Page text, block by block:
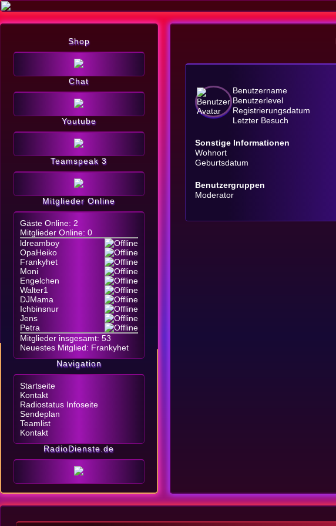
Shop
Chat
Youtube
Teamspeak 3
Mitglieder Online
Gäste Online: 2
Mitglieder Online: 0
ldreamboy
OpaHeiko
Frankyhet
Moni
Engelchen
Walter1
DJMama
Ichbinsnur
Jens
Petra
Mitglieder insgesamt: 53
Neuestes Mitglied: Frankyhet
Navigation
Startseite
Kontakt
Radiostatus Infoseite
Sendeplan
Teamlist
Kontakt
RadioDienste.de
Benutzername
Benutzerlevel
Registrierungsdatum
Letzter Besuch
Sonstige Informationen
Wohnort
Geburtsdatum
Benutzergruppen
Moderator